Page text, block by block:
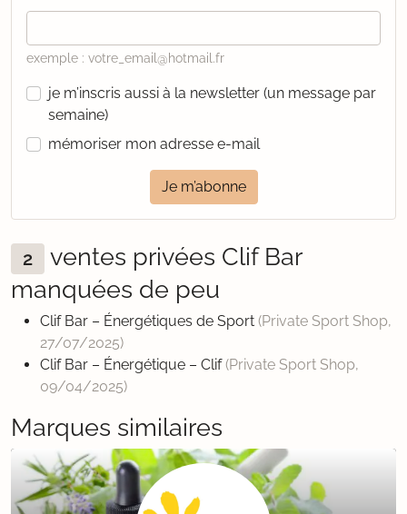
exemple : votre_email@hotmail.fr
je m’inscris aussi à la newsletter (un message par
semaine)
mémoriser mon adresse e-mail
Je m’abonne
2
ventes privées Clif Bar
manquées de peu
Clif Bar – Énergétiques de Sport (Private Sport Shop,
27/07/2025)
Clif Bar – Énergétique – Clif(Private Sport Shop,
09/04/2025)
Marques similaires